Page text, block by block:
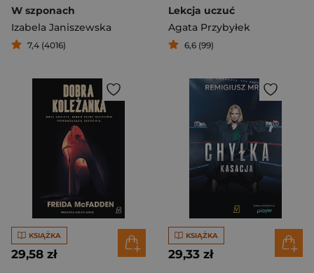
W szponach
Izabela Janiszewska
7,4 (4016)
Lekcja uczuć
Agata Przybyłek
6,6 (99)
KSIĄŻKA
29,58 zł
KSIĄŻKA
29,33 zł